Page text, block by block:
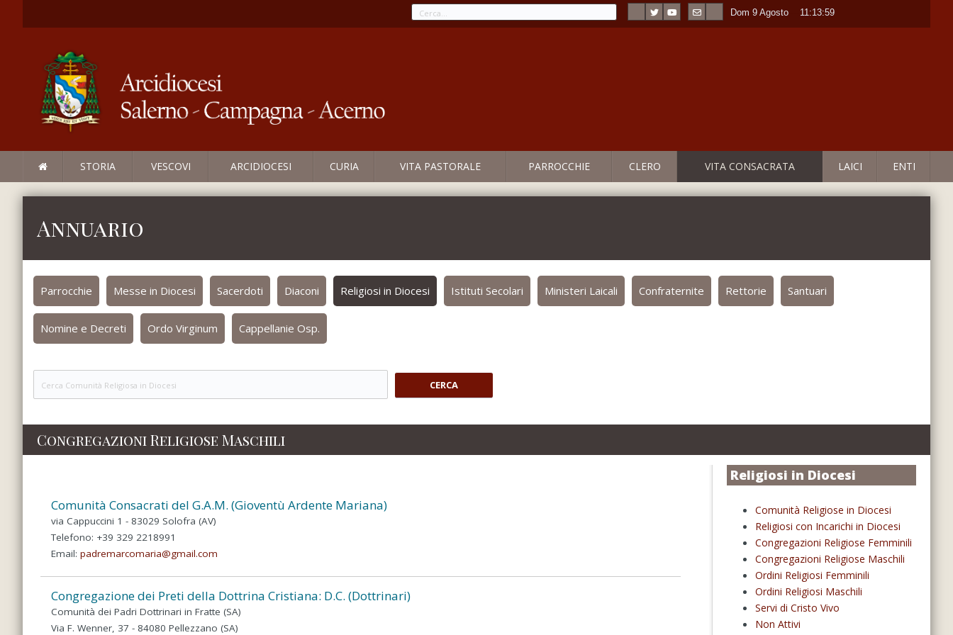
Dom 9 Agosto 11:14:00
STORIA VESCOVI ARCIDIOCESI CURIA VITA PASTORALE PARROCCHIE CLERO VITA CONSACRATA LAICI ENTI
Annuario
Parrocchie Messe in Diocesi Sacerdoti Diaconi Religiosi in Diocesi Istituti Secolari Ministeri Laicali Confraternite Rettorie Santuari
Nomine e Decreti Ordo Virginum Cappellanie Osp.
CERCA
Congregazioni Religiose Maschili
Comunità Consacrati del G.A.M. (Gioventù Ardente Mariana)
via Cappuccini 1 - 83029 Solofra (AV)
Telefono: +39 329 2218991
Email: padremarcomaria@gmail.com
Congregazione dei Preti della Dottrina Cristiana: D.C. (Dottrinari)
Comunità dei Padri Dottrinari in Fratte (SA)
Via F. Wenner, 37 - 84080 Pellezzano (SA)
Religiosi in Diocesi
Comunità Religiose in Diocesi
Religiosi con Incarichi in Diocesi
Congregazioni Religiose Femminili
Congregazioni Religiose Maschili
Ordini Religiosi Femminili
Ordini Religiosi Maschili
Servi di Cristo Vivo
Non Attivi